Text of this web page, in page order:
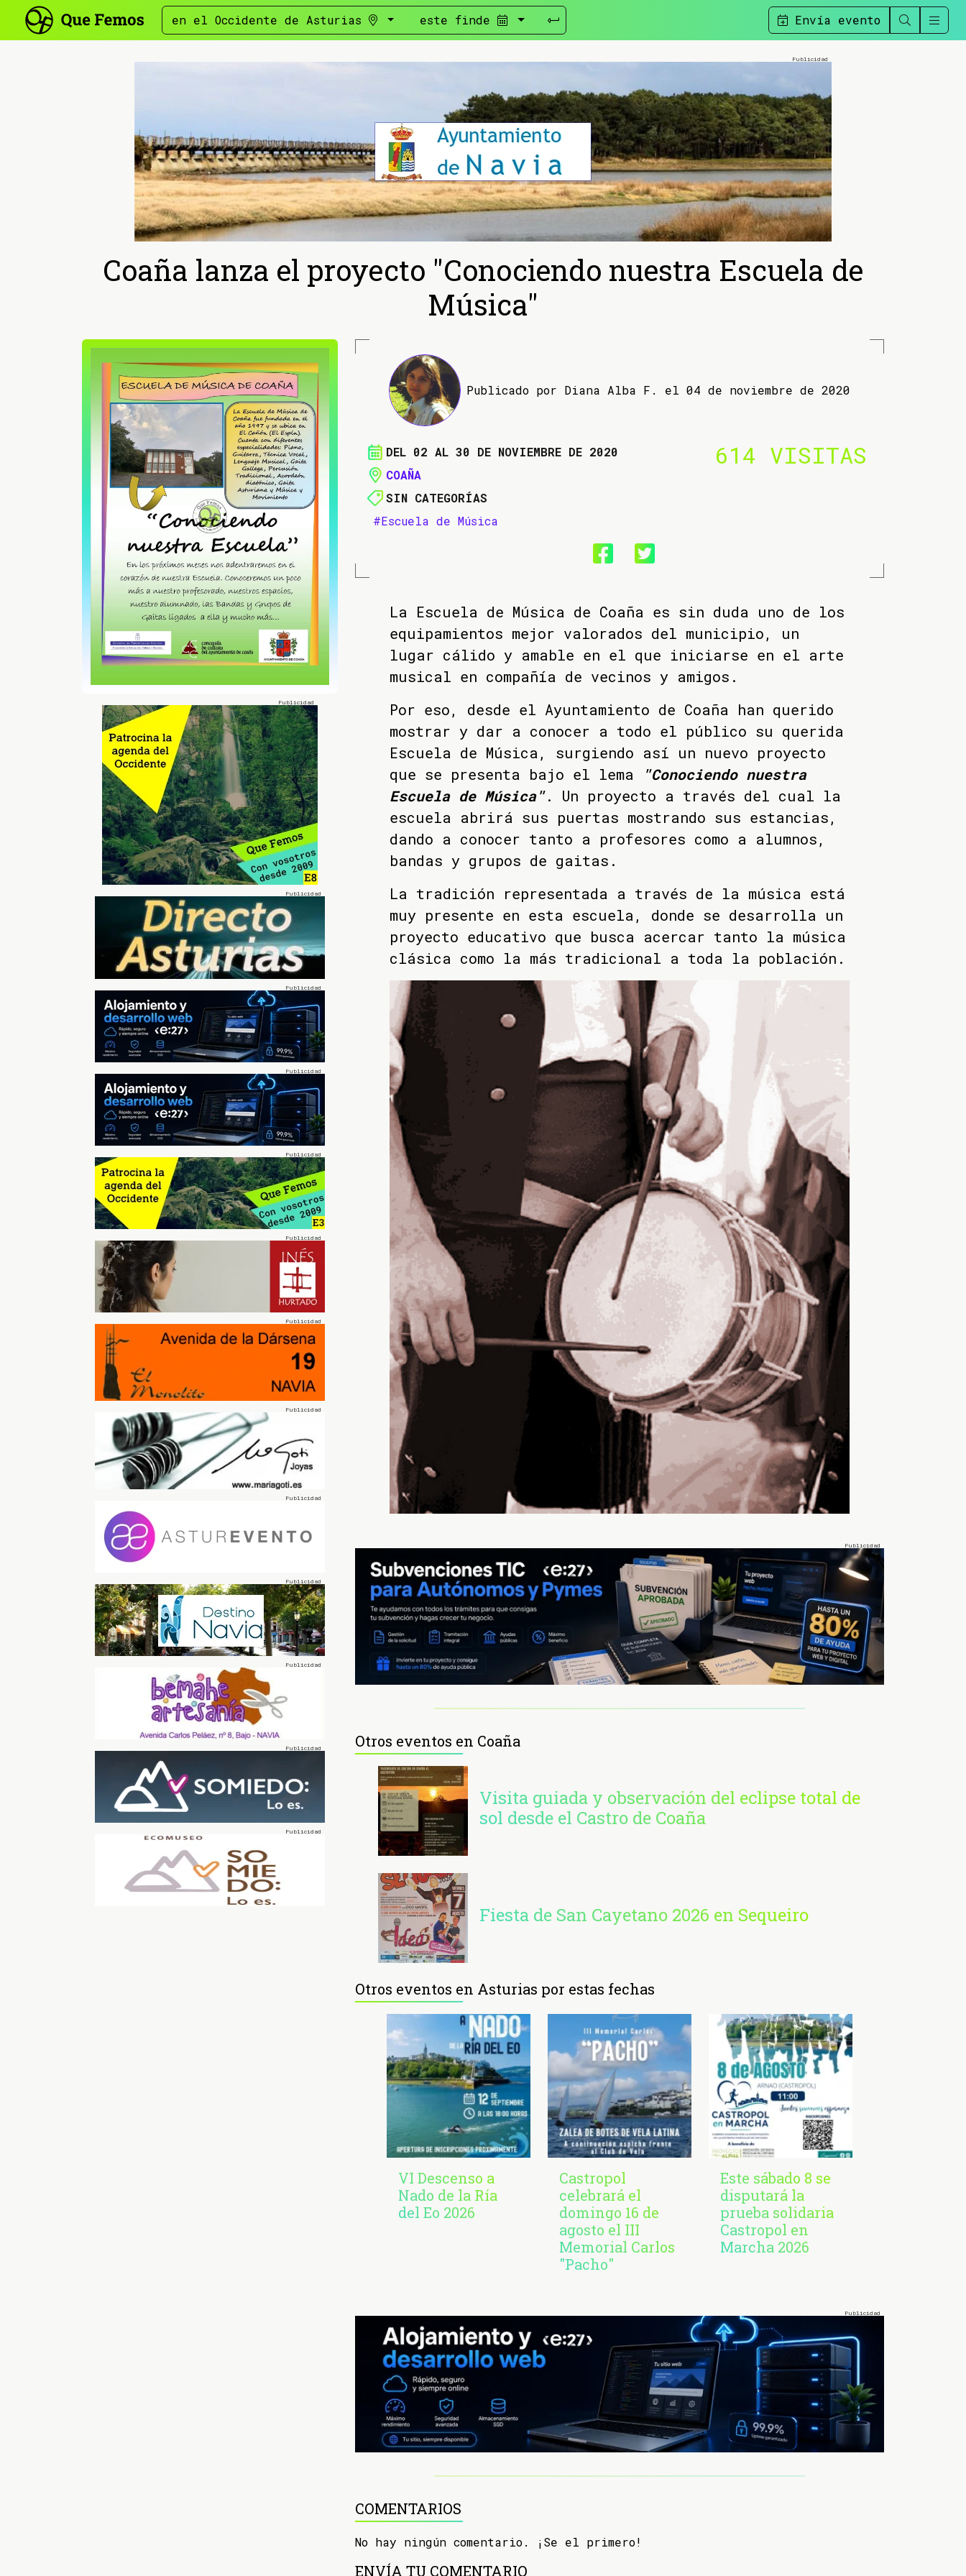
en el Occidente de Asturias este finde Envía evento
Coaña lanza el proyecto "Conociendo nuestra Escuela de
Música"
Publicado por Diana Alba F. el 04 de noviembre de 2020
DEL 02 AL 30 DE NOVIEMBRE DE 2020
COAÑA
SIN CATEGORÍAS
#Escuela de Música
614 VISITAS
La Escuela de Música de Coaña es sin duda uno de los
equipamientos mejor valorados del municipio, un
lugar cálido y amable en el que iniciarse en el arte
musical en compañía de vecinos y amigos.
Por eso, desde el Ayuntamiento de Coaña han querido
mostrar y dar a conocer a todo el público su querida
Escuela de Música, surgiendo así un nuevo proyecto
que se presenta bajo el lema "Conociendo nuestra
Escuela de Música". Un proyecto a través del cual la
escuela abrirá sus puertas mostrando sus estancias,
dando a conocer tanto a profesores como a alumnos,
bandas y grupos de gaitas.
La tradición representada a través de la música está
muy presente en esta escuela, donde se desarrolla un
proyecto educativo que busca acercar tanto la música
clásica como la más tradicional a toda la población.
Otros eventos en Coaña
Visita guiada y observación del eclipse total de
sol desde el Castro de Coaña
Fiesta de San Cayetano 2026 en Sequeiro
Otros eventos en Asturias por estas fechas
VI Descenso a
Nado de la Ría
del Eo 2026
Castropol
celebrará el
domingo 16 de
agosto el III
Memorial Carlos
"Pacho"
Este sábado 8 se
disputará la
prueba solidaria
Castropol en
Marcha 2026
COMENTARIOS
No hay ningún comentario. ¡Se el primero!
ENVÍA TU COMENTARIO